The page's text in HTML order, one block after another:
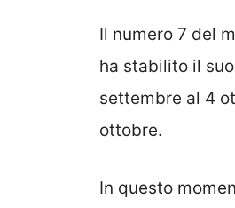
Il numero 7 del
ha stabilito il
settembre al 4
ottobre.
In questo